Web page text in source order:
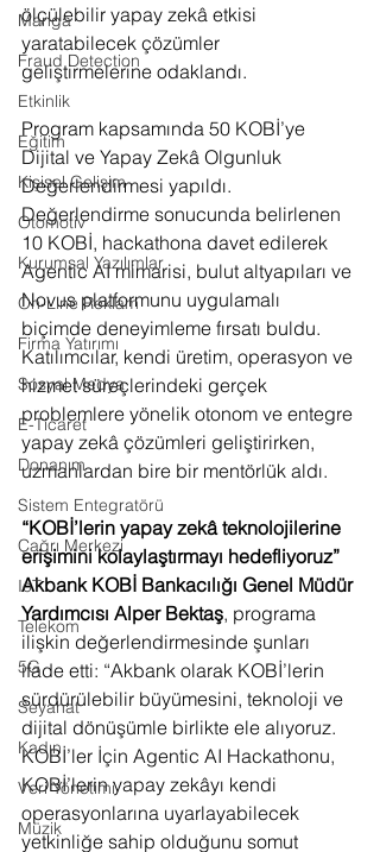
Manga
Fraud Detection
Etkinlik
Eğitim
Kişisel Gelişim
Otomotiv
Kurumsal Yazılımlar
On-Line Reklam
Firma Yatırımı
Sosyal Medya
E-Ticaret
Donanım
Sistem Entegratörü
Çağrı Merkezi
IoT
Telekom
5G
Seyahat
Kadın
Veri Yönetimi
Müzik
ölçülebilir yapay zekâ etkisi
yaratabilecek çözümler
geliştirmelerine odaklandı.
Program kapsamında 50 KOBİ’ye
Dijital ve Yapay Zekâ Olgunluk
Değerlendirmesi yapıldı.
Değerlendirme sonucunda belirlenen
10 KOBİ, hackathona davet edilerek
Agentic AI mimarisi, bulut altyapıları ve
Novus platformunu uygulamalı
biçimde deneyimleme fırsatı buldu.
Katılımcılar, kendi üretim, operasyon ve
hizmet süreçlerindeki gerçek
problemlere yönelik otonom ve entegre
yapay zekâ çözümleri geliştirirken,
uzmanlardan bire bir mentörlük aldı.
“KOBİ’lerin yapay zekâ teknolojilerine
erişimini kolaylaştırmayı hedefliyoruz”
Akbank KOBİ Bankacılığı Genel Müdür
Yardımcısı Alper Bektaş, programa
ilişkin değerlendirmesinde şunları
ifade etti: “Akbank olarak KOBİ’lerin
sürdürülebilir büyümesini, teknoloji ve
dijital dönüşümle birlikte ele alıyoruz.
KOBİ’ler İçin Agentic AI Hackathonu,
KOBİ’lerin yapay zekâyı kendi
operasyonlarına uyarlayabilecek
yetkinliğe sahip olduğunu somut